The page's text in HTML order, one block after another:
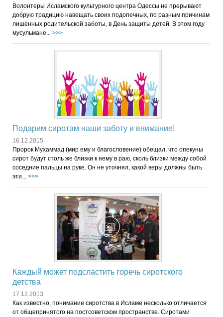
Волонтеры Исламского культурного центра Одессы не прерывают
добрую традицию навещать своих подопечных, по разным причинам
лишенных родительской заботы, в День защиты детей. В этом году
мусульмане... >>>
Подарим сиротам наши заботу и внимание!
16.12.2015
Пророк Мухаммад (мир ему и благословение) обещал, что опекуны
сирот будут столь же близки к нему в раю, сколь близки между собой
соседние пальцы на руке. Он не уточнял, какой веры должны быть
эти... >>>
Каждый может подсластить горечь сиротского
детства
17.12.2013
Как известно, понимание сиротства в Исламе несколько отличается
от общепринятого на постсоветском пространстве. Сиротами